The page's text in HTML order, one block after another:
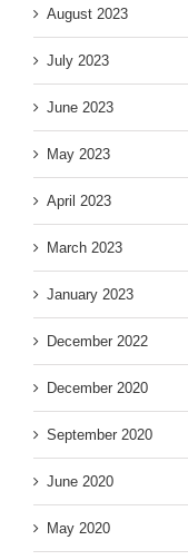
August 2023
July 2023
June 2023
May 2023
April 2023
March 2023
January 2023
December 2022
December 2020
September 2020
June 2020
May 2020